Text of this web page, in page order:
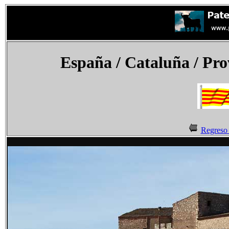
España/ Cataluña /